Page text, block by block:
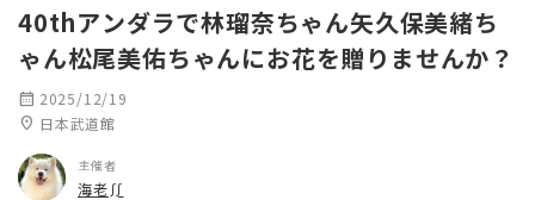
40thアンダラで林瑠奈ちゃん矢久保美緒ち
ゃん松尾美佑ちゃんにお花を贈りませんか？
calendar_month 2025/12/19
location_on 日本武道館
主催者
海老∬